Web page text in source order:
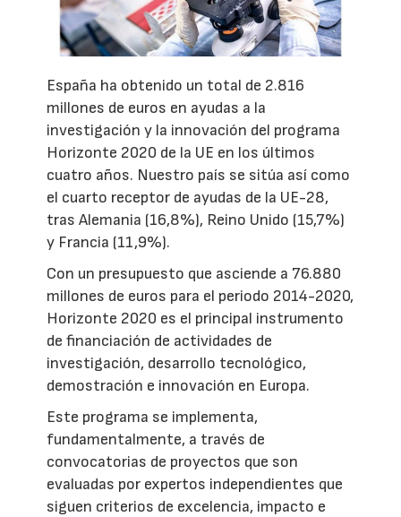
España ha obtenido un total de 2.816
millones de euros en ayudas a la
investigación y la innovación del programa
Horizonte 2020 de la UE en los últimos
cuatro años. Nuestro país se sitúa así como
el cuarto receptor de ayudas de la UE-28,
tras Alemania (16,8%), Reino Unido (15,7%)
y Francia (11,9%).
Con un presupuesto que asciende a 76.880
millones de euros para el periodo 2014-2020,
Horizonte 2020 es el principal instrumento
de financiación de actividades de
investigación, desarrollo tecnológico,
demostración e innovación en Europa.
Este programa se implementa,
fundamentalmente, a través de
convocatorias de proyectos que son
evaluadas por expertos independientes que
siguen criterios de excelencia, impacto e